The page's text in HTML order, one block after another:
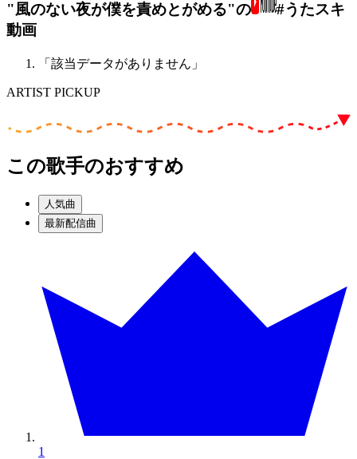
"風のない夜が僕を責めとがめる"の
#うたスキ
動画
「該当データがありません」
ARTIST PICKUP
この歌手のおすすめ
人気曲
最新配信曲
1